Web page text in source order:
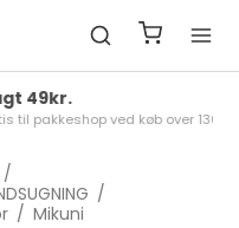
køb over 1300kr.
/
/
/ Mikuni